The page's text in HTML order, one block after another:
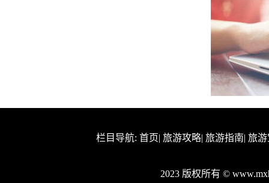
栏目导航: 首页| 旅游攻略| 旅游指南| 旅
2023 版权所有 ©